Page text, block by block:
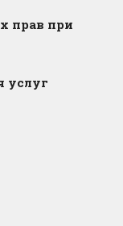
прав при
услуг